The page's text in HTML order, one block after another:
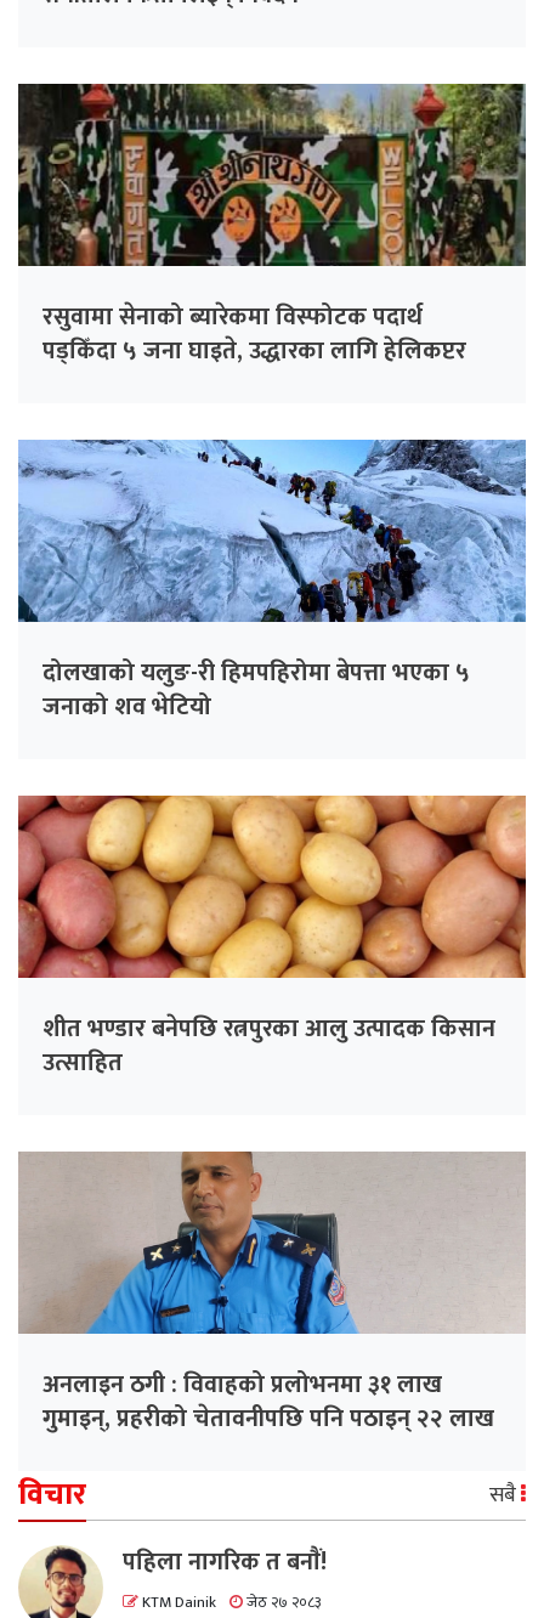
रसुवामा सेनाको ब्यारेकमा विस्फोटक पदार्थ
पड्किँदा ५ जना घाइते, उद्धारका लागि हेलिकप्टर
दोलखाको यलुङ-री हिमपहिरोमा बेपत्ता भएका ५
जनाको शव भेटियो
शीत भण्डार बनेपछि रत्नपुरका आलु उत्पादक किसान
उत्साहित
अनलाइन ठगी : विवाहको प्रलोभनमा ३१ लाख
गुमाइन्, प्रहरीको चेतावनीपछि पनि पठाइन् २२ लाख
विचार सबै
पहिला नागरिक त बनाैं!
KTM Dainik जेठ २७ २०८३